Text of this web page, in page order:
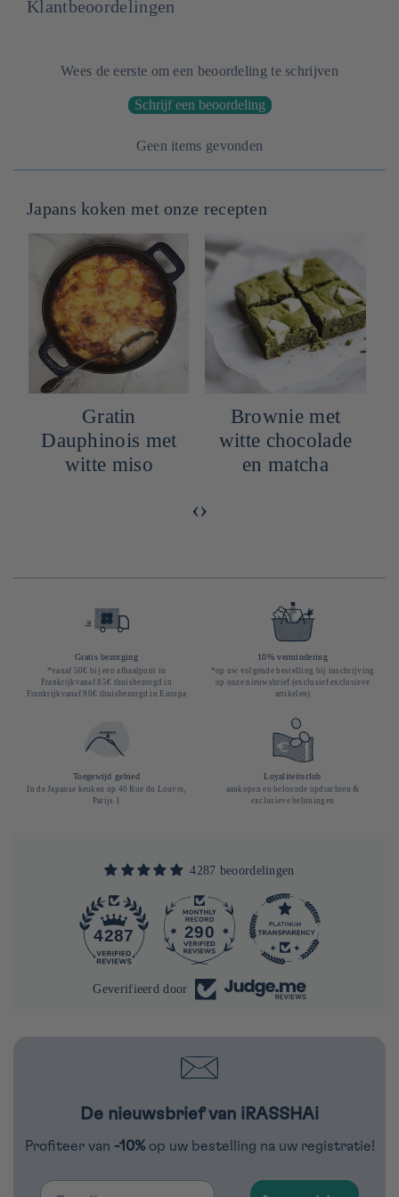
Klantbeoordelingen
Wees de eerste om een beoordeling te schrijven
Schrijf een beoordeling
Geen items gevonden
Japans koken met onze recepten
Gratin
Dauphinois met
witte miso
Brownie met
witte chocolade
en matcha
‹›
Gratis bezorging
*vanaf 50€ bij een afhaalpunt in
Frankrijkvanaf 85€ thuisbezorgd in
Frankrijkvanaf 90€ thuisbezorgd in Europa
10% vermindering
*op uw volgende bestelling bij inschrijving
op onze nieuwsbrief (exclusief exclusieve
artikelen)
Toegewijd gebied
In de Japanse keuken op 40 Rue du Louvre,
Parijs 1
Loyaliteitsclub
aankopen en beloonde opdrachten &
exclusieve beloningen
4287 beoordelingen
4287 290
Geverifieerd door
De nieuwsbrief van iRASSHAi
Profiteer van -10% op uw bestelling na uw registratie!
Email